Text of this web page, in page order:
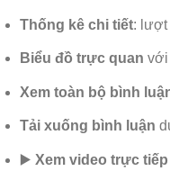
Thống kê chi tiết: lượt
Biểu đồ trực quan với
Xem toàn bộ bình
Tải xuống bình luận
▶️ Xem video trực tiếp